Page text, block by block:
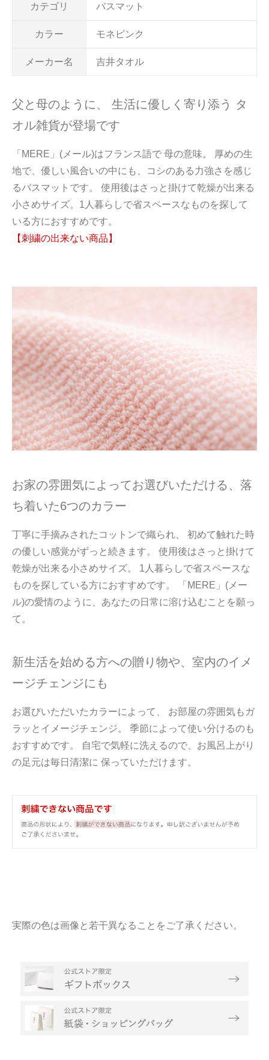
カテゴリ バスマット
カラー モネピンク
メーカー名 吉井タオル
父と母のように、 生活に優しく寄り添う タ
オル雑貨が登場です
「MERE」(メール)はフランス語で 母の意味。 厚めの生
地で、優しい風合いの中にも、コシのある力強さを感じ
るバスマットです。 使用後はさっと掛けて乾燥が出来る
小さめサイズ。1人暮らしで省スペースなものを探して
いる方におすすめです。
【刺繍の出来ない商品】
お家の雰囲気によってお選びいただける、落
ち着いた6つのカラー
丁寧に手摘みされたコットンで織られ、 初めて触れた時
の優しい感覚がずっと続きます。 使用後はさっと掛けて
乾燥が出来る小さめサイズ。 1人暮らしで省スペースな
ものを探している方におすすめです。 「MERE」(メー
ル)の愛情のように、あなたの日常に溶け込むことを願っ
て。
新生活を始める方への贈り物や、室内のイメ
ージチェンジにも
お選びいただいたカラーによって、 お部屋の雰囲気もガ
ラッとイメージチェンジ。 季節によって使い分けるのも
おすすめです。 自宅で気軽に洗えるので、お風呂上がり
の足元は毎日清潔に 保っていただけます。
実際の色は画像と若干異なることをご了承ください。